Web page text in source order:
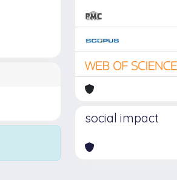
social impact